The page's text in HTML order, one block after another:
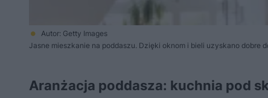
Autor: Getty Images
Jasne mieszkanie na poddaszu. Dzięki oknom i bieli uzyskano dobre
Aranżacja poddasza: kuchnia pod